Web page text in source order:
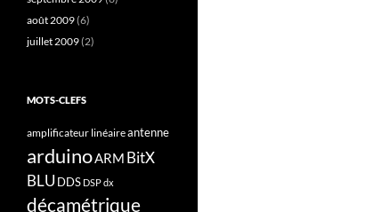
août 2009(6)
juillet 2009(2)
MOTS-CLEFS
amplificateur linéaireantenne
arduinoARM BitX
BLU DDS DSPdx
décamétrique